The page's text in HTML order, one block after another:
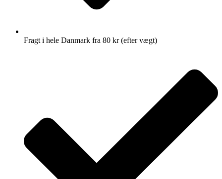
Fragt i hele Danmark fra 80 kr (efter vægt)